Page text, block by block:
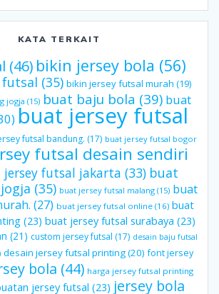
KATA TERKAIT
(46) bikin jersey bola (56)
(35) bikin jersey futsal murah (19)
jogja (15) buat baju bola (39) buat
buat jersey futsal
futsal bandung. (17) buat jersey futsal bogor
futsal desain sendiri
futsal jakarta (33) buat
(35) buat jersey futsal malang(15) buat
(27) buat jersey futsal online(16) buat
(23) buat jersey futsal surabaya (23)
(21) custom jersey futsal (17) desain baju futsal
desain jersey futsal printing(20) font jersey
bola (44) harga jersey futsal printing
jersey futsal (23) jersey bola